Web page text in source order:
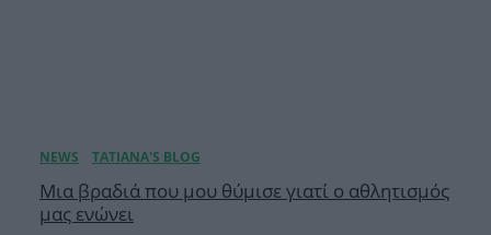
Μια βραδιά που μου θύμισε γιατί ο αθλητισμός
μας ενώνει